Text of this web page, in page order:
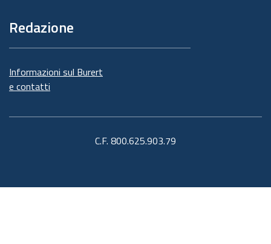
Redazione
Informazioni sul Burert
e contatti
C.F. 800.625.903.79